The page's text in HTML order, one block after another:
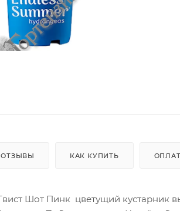
ОТЗЫВЫ КАК КУПИТЬ
Шот Пинк цветущий кустарник